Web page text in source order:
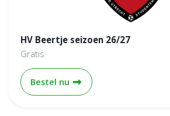
HV Beertje seizoen 26/27
Gratis
Bestel nu HV Beertje seizoen 26/27